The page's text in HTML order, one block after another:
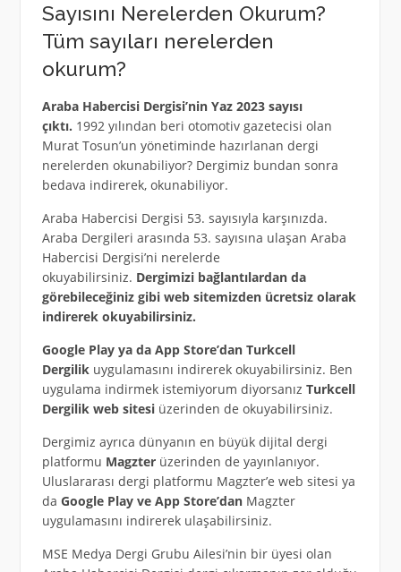
Sayısını Nerelerden Okurum?
Tüm sayıları nerelerden
okurum?
Araba Habercisi Dergisi’nin Yaz 2023 sayısı
çıktı. 1992 yılından beri otomotiv gazetecisi olan
Murat Tosun’un yönetiminde hazırlanan dergi
nerelerden okunabiliyor? Dergimiz bundan sonra
bedava indirerek, okunabiliyor.
Araba Habercisi Dergisi 53. sayısıyla karşınızda.
Araba Dergileri arasında 53. sayısına ulaşan Araba
Habercisi Dergisi’ni nerelerde
okuyabilirsiniz. Dergimizi bağlantılardan da
görebileceğiniz gibi web sitemizden ücretsiz olarak
indirerek okuyabilirsiniz.
Google Play ya da App Store’dan Turkcell
Dergilikuygulamasını indirerek okuyabilirsiniz. Ben
uygulama indirmek istemiyorum diyorsanız Turkcell
Dergilik web sitesiüzerinden de okuyabilirsiniz.
Dergimiz ayrıca dünyanın en büyük dijital dergi
platformu Magzterüzerinden de yayınlanıyor.
Uluslararası dergi platformu Magzter’e web sitesi ya
da Google Play ve App Store’danMagzter
uygulamasını indirerek ulaşabilirsiniz.
MSE Medya Dergi Grubu Ailesi’nin bir üyesi olan